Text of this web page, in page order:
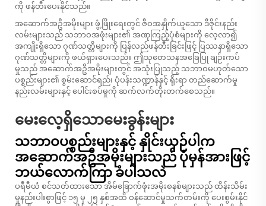
ကို ဖန်တီးပေးနိုင်သည်။
အဆောက်အဦအမိုးများ ဖွံ့ဖြိုးရေးတွင် ဇီဝအနှိုက်ယူသော ဒီဇိုင်းနည်း
လမ်းများသည် သဘာဝအဖုံးများ၏ အဏုကြည့်ပုံစံများကို လေ့လာ၍
အကျိုးရှိသော ဂုဏ်သတ္တိများကို ပြန်လည်ဖန်တီးခြင်းဖြင့် ပြဿနာရှိသော
ဂုဏ်သတ္တိများကို ဖယ်ရှားပေးသည်။ ဤသုတေသနအခြေပြု ချဉ်းကပ်
မှုသည် အဆောက်အဦအမိုးများတွင် အသုံးပြုသည့် သဘာဝမဟုတ်သော
ပစ္စည်းများ၏ စွမ်းဆောင်ရည်၊ ပုံပန်းသဏ္ဍာန်နှင့် ရိုးရာ တည်ဆောက်မှု
နည်းလမ်းများနှင့် ပေါင်းစပ်မှုကို ဆက်လက်တိုးတက်စေသည်။
မေးလေ့ရှိသောမေးခွန်းများ
သဘာဝပစ္စည်းများနှင့် နှိုင်းယှဉ်ပါက
အဆောက်အဦအမိုးများသည် ပုံမှန်အားဖြင့်
ဘယ်လောက်ကြာ ခံပါသလဲ
ပရီမီယံ စင်သတ်ထားသော အိမ်ခြောက်ဖုံးအမိုးစနစ်များသည် ထိန်းသိမ်း
မှုနည်းပါးစွာဖြင့် ၁၅ မှ ၂၅ နှစ်အထိ ဝန်ဆောင်မှုသက်တမ်းကို ပေးစွမ်းနိုင်